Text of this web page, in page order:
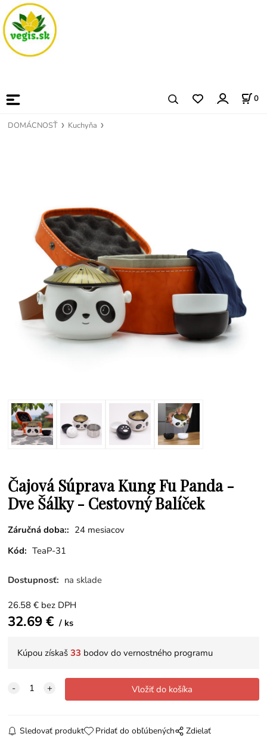
0
DOMÁCNOSŤ Kuchyňa
Čajová Súprava Kung Fu Panda -
Dve Šálky - Cestovný Balíček
Záručná doba:: 24 mesiacov
Kód: TeaP-31
Dostupnosť: na sklade
26.58 € bez DPH
32.69€ ks
Kúpou získaš33 bodov do vernostného programu
Sledovať produkt Pridať do obľúbených Zdielať